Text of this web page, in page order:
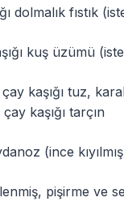
dolmalık fıstık
kuş üzümü
kaşığı tuz,
kaşığı tarçın
(ince
pişirme ve